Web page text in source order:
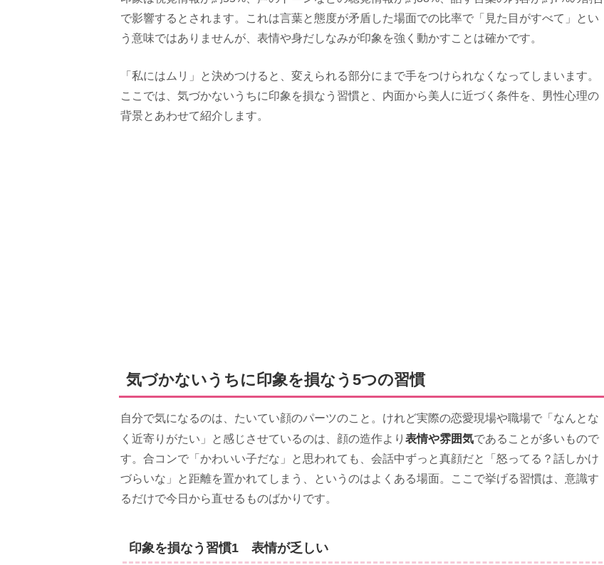
で影響するとされます。これは言葉と態度が矛盾した場面での比率で「見た目がすべて」とい
う意味ではありませんが、表情や身だしなみが印象を強く動かすことは確かです。
「私にはムリ」と決めつけると、変えられる部分にまで手をつけられなくなってしまいます。
ここでは、気づかないうちに印象を損なう習慣と、内面から美人に近づく条件を、男性心理の
背景とあわせて紹介します。
気づかないうちに印象を損なう5つの習慣
自分で気になるのは、たいてい顔のパーツのこと。けれど実際の恋愛現場や職場で「なんとな
く近寄りがたい」と感じさせているのは、顔の造作より 表情や雰囲気であることが多いもので
す。合コンで「かわいい子だな」と思われても、会話中ずっと真顔だと「怒ってる？話しかけ
づらいな」と距離を置かれてしまう、というのはよくある場面。ここで挙げる習慣は、意識す
るだけで今日から直せるものばかりです。
印象を損なう習慣1 表情が乏しい